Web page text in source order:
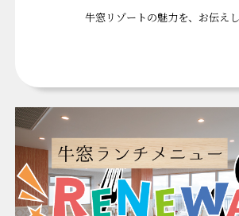
牛窓リゾートの魅力を、お伝えし